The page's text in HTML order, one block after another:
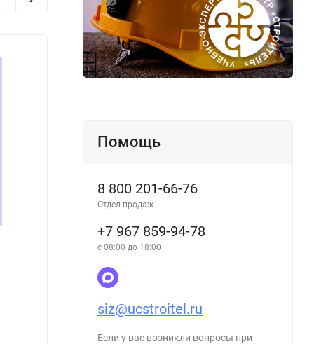
оборудования и приборов взрывного дела,
допущенных к применению в Российской
Помощь
8 800 201-66-76
Отдел продаж
+7 967 859-94-78
с 08:00 до 18:00
siz@ucstroitel.ru
Если у вас возникли вопросы при